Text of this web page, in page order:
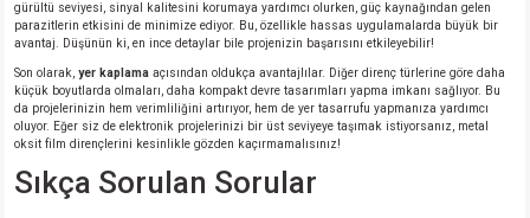
gürültü seviyesi, sinyal kalitesini korumaya yardımcı olurken, güç kaynağından gelen
parazitlerin etkisini de minimize ediyor. Bu, özellikle hassas uygulamalarda büyük bir
avantaj. Düşünün ki, en ince detaylar bile projenizin başarısını etkileyebilir!
Son olarak, yer kaplama açısından oldukça avantajlılar. Diğer direnç türlerine göre daha
küçük boyutlarda olmaları, daha kompakt devre tasarımları yapma imkanı sağlıyor. Bu
da projelerinizin hem verimliliğini artırıyor, hem de yer tasarrufu yapmanıza yardımcı
oluyor. Eğer siz de elektronik projelerinizi bir üst seviyeye taşımak istiyorsanız, metal
oksit film dirençlerini kesinlikle gözden kaçırmamalısınız!
Sıkça Sorulan Sorular